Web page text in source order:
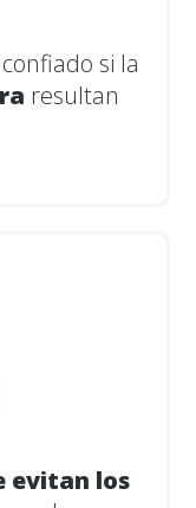
si la
resultan
evitan los